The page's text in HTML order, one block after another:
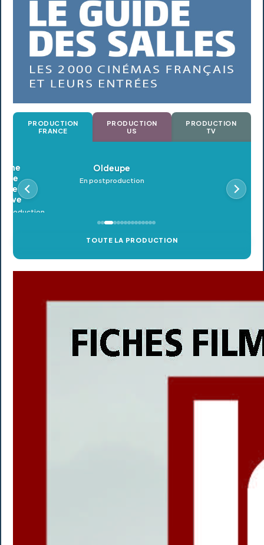
PRODUCTION
FRANCE
PRODUCTION
US
PRODUCTION
TV
Oldeupe
En postproduction
TOUTE LA PRODUCTION